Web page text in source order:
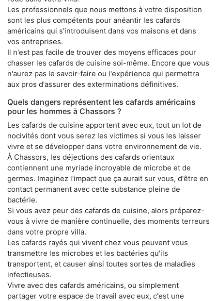
Les professionnels que nous mettons à votre disposition
sont les plus compétents pour anéantir les cafards
américains qui s'introduisent dans vos maisons et dans
vos entreprises.
Il n'est pas facile de trouver des moyens efficaces pour
chasser les cafards de cuisine soi-même. Encore que vous
n'aurez pas le savoir-faire ou l'expérience qui permettra
aux pros d'assurer des exterminations définitives.
Quels dangers représentent les cafards américains
pour les hommes à Chassors ?
Les cafards de cuisine apportent avec eux, tout un lot de
nocivités dont vous serez les victimes si vous les laisser
vivre et se développer dans votre environnement de vie.
À Chassors, les déjections des cafards orientaux
contiennent une myriade incroyable de microbe et de
germes. Imaginez l'impact que ça aurait sur vous, d'être en
contact permanent avec cette substance pleine de
bactérie.
Si vous avez peur des cafards de cuisine, alors préparez-
vous à vivre de manière continuelle, des moments terreurs
dans votre propre villa.
Les cafards rayés qui vivent chez vous peuvent vous
transmettre les microbes et les bactéries qu'ils
transportent, et causer ainsi toutes sortes de maladies
infectieuses.
Vivre avec des cafards américains, ou simplement
partager votre espace de travail avec eux, c'est une